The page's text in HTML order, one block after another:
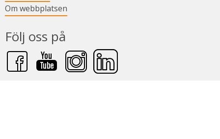
Om webbplatsen
Följ oss på